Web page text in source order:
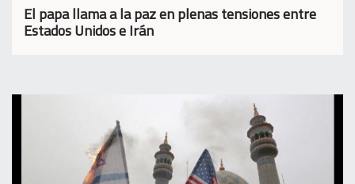
El papa llama a la paz en plenas tensiones entre
Estados Unidos e Irán